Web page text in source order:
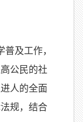
及工作，
公民的社
人的全面
规，结合